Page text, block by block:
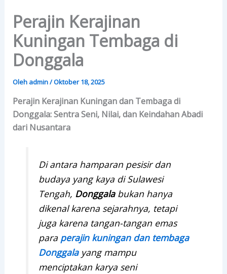
kontenPerajin Kerajinan
Kuningan Tembaga di
Donggala
Oleh admin/Oktober 18, 2025
Perajin Kerajinan Kuningan dan Tembaga di
Donggala: Sentra Seni, Nilai, dan Keindahan Abadi
dari Nusantara
Di antara hamparan pesisir dan
budaya yang kaya di Sulawesi
Tengah, Donggalabukan hanya
dikenal karena sejarahnya, tetapi
juga karena tangan-tangan emas
para perajin kuningan dan tembaga
Donggalayang mampu
menciptakan karya seni